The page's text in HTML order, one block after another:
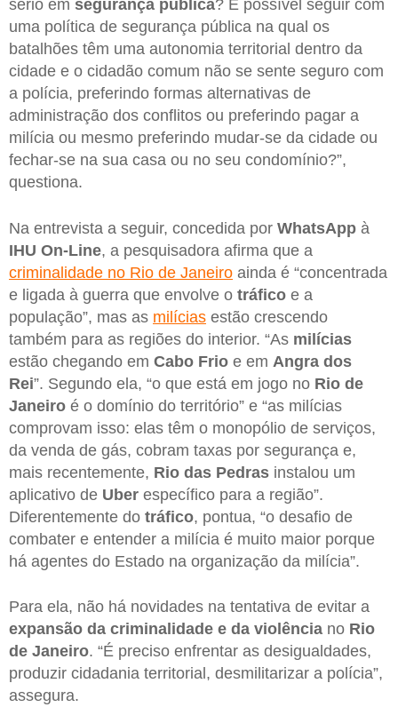
sério em segurança pública? É possível seguir com
uma política de segurança pública na qual os
batalhões têm uma autonomia territorial dentro da
cidade e o cidadão comum não se sente seguro com
a polícia, preferindo formas alternativas de
administração dos conflitos ou preferindo pagar a
milícia ou mesmo preferindo mudar-se da cidade ou
fechar-se na sua casa ou no seu condomínio?”,
questiona.
Na entrevista a seguir, concedida por WhatsApp à
IHU On-Line, a pesquisadora afirma que a
criminalidade no Rio de Janeiro ainda é “concentrada
e ligada à guerra que envolve o tráfico e a
população”, mas as milícias estão crescendo
também para as regiões do interior. “As milícias
estão chegando em Cabo Frio e em Angra dos
Rei”. Segundo ela, “o que está em jogo no Rio de
Janeiro é o domínio do território” e “as milícias
comprovam isso: elas têm o monopólio de serviços,
da venda de gás, cobram taxas por segurança e,
mais recentemente, Rio das Pedras instalou um
aplicativo de Uber específico para a região”.
Diferentemente do tráfico, pontua, “o desafio de
combater e entender a milícia é muito maior porque
há agentes do Estado na organização da milícia”.
Para ela, não há novidades na tentativa de evitar a
expansão da criminalidade e da violência no Rio
de Janeiro. “É preciso enfrentar as desigualdades,
produzir cidadania territorial, desmilitarizar a polícia”,
assegura.